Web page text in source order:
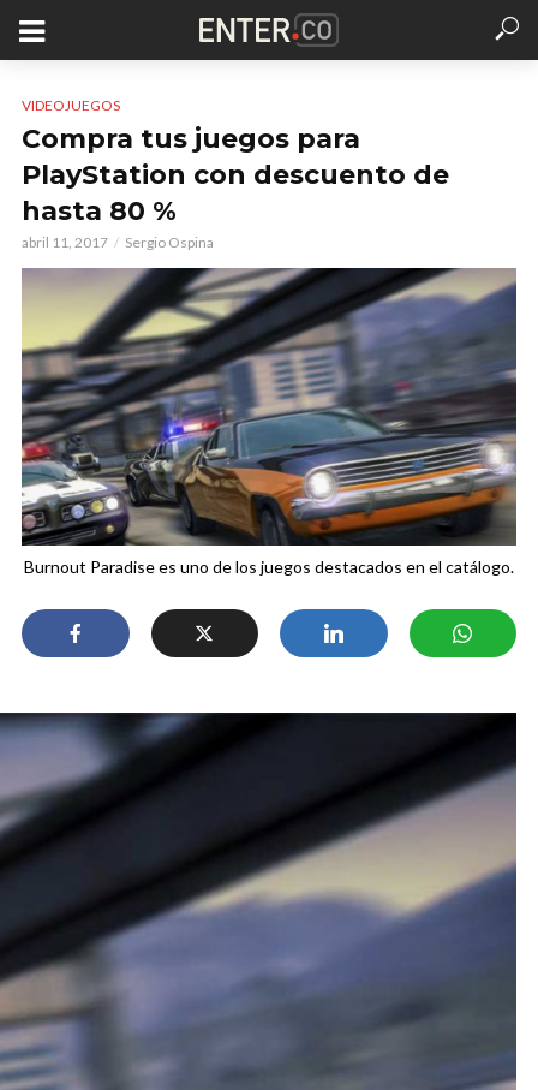
VIDEOJUEGOS
Compra tus juegos para
PlayStation con descuento de
hasta 80 %
abril 11, 2017 Sergio Ospina
Burnout Paradise es uno de los juegos destacados en el catálogo.